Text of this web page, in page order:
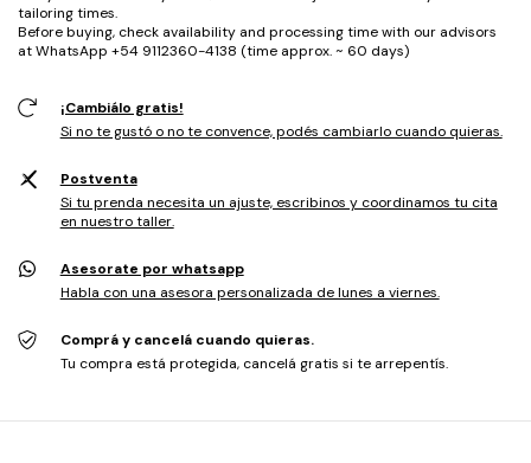
tailoring times.
Before buying, check availability and processing time with our advisors
at WhatsApp +54 9112360-4138 (time approx. ~ 60 days)
¡Cambiálo gratis!
Si no te gustó o no te convence, podés cambiarlo cuando quieras.
Postventa
Si tu prenda necesita un ajuste, escribinos y coordinamos tu cita
en nuestro taller.
Asesorate por whatsapp
Habla con una asesora personalizada de lunes a viernes.
Comprá y cancelá cuando quieras.
Tu compra está protegida, cancelá gratis si te arrepentís.